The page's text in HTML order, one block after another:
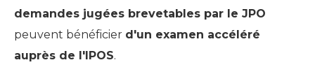
demandes jugées brevetables par le JPO
peuvent bénéficier d'un examen accéléré
auprès de l'IPOS.